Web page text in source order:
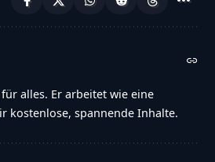
alles. Er arbeitet wie eine
kostenlose, spannende Inhalte.